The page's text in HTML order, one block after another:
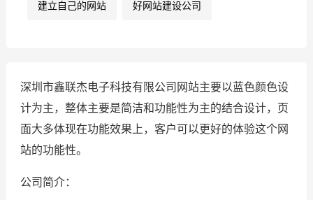
建立自己的网站 好网站建设公司
深圳市鑫联杰电子科技有限公司网站主要以蓝色颜色设
计为主，整体主要是简洁和功能性为主的结合设计，页
面大多体现在功能效果上，客户可以更好的体验这个网
站的功能性。
公司简介：